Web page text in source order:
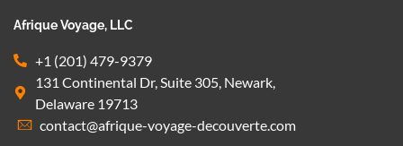
Afrique Voyage, LLC
+1 (201) 479-9379
131 Continental Dr, Suite 305, Newark,
Delaware 19713
contact@afrique-voyage-decouverte.com